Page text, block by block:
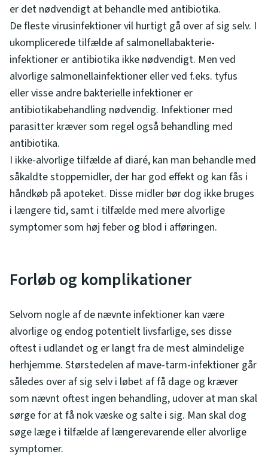
er det nødvendigt at behandle med antibiotika.
De fleste virusinfektioner vil hurtigt gå over af sig selv. I
ukomplicerede tilfælde af salmonellabakterie-
infektioner er antibiotika ikke nødvendigt. Men ved
alvorlige salmonellainfektioner eller ved f.eks. tyfus
eller visse andre bakterielle infektioner er
antibiotikabehandling nødvendig. Infektioner med
parasitter kræver som regel også behandling med
antibiotika.
I ikke-alvorlige tilfælde af diaré, kan man behandle med
såkaldte stoppemidler, der har god effekt og kan fås i
håndkøb på apoteket. Disse midler bør dog ikke bruges
i længere tid, samt i tilfælde med mere alvorlige
symptomer som høj feber og blod i afføringen.
Forløb og komplikationer
Selvom nogle af de nævnte infektioner kan være
alvorlige og endog potentielt livsfarlige, ses disse
oftest i udlandet og er langt fra de mest almindelige
herhjemme. Størstedelen af mave-tarm-infektioner går
således over af sig selv i løbet af få dage og kræver
som nævnt oftest ingen behandling, udover at man skal
sørge for at få nok væske og salte i sig. Man skal dog
søge læge i tilfælde af længerevarende eller alvorlige
symptomer.